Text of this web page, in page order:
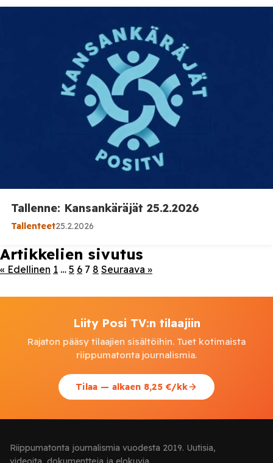
Tallenne: Kansankäräjät 25.2.2026
Tallenteet25.2.2026
Artikkelien sivutus
« Edellinen 1 … 5 6 7 8 Seuraava »
Liity Posi TV:n tilaajiin
Rajaton pääsy tilaajien sisältöihin. Tuet kotimaista
riippumatonta journalismia.
Tilaa — alkaen 8,25 €/kk
Riippumatonta journalismia vuodesta 2019. Uutisia,